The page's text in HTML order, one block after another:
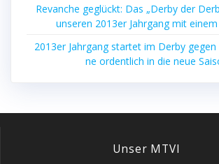
Revan­che geglückt: Das „Der­by der
unse­ren 2013er Jahr­gang mit einem
2013er Jahr­gang star­tet im Der­by
ne ordent­lich in die neue
Unser MTVI